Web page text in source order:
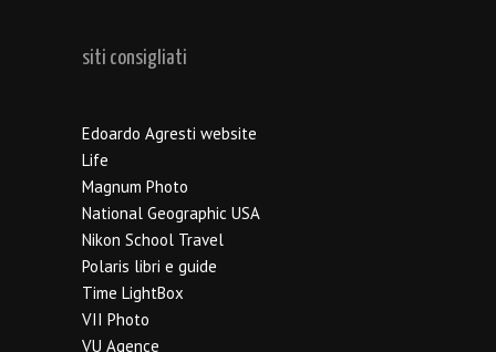
siti consigliati
Edoardo Agresti website
Life
Magnum Photo
National Geographic USA
Nikon School Travel
Polaris libri e guide
Time LightBox
VII Photo
VU Agence